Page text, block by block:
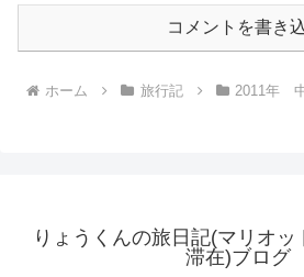
コメントを書き
ホーム 旅行記 2011年
りょうくんの旅日記(マリオ
滞在)ブログ